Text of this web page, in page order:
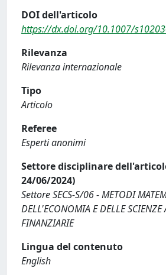
DOI dell'articolo
https://dx.doi.org/10.1007/
Rilevanza
Rilevanza internazionale
Tipo
Articolo
Referee
Esperti anonimi
Settore disciplinare
24/06/2024)
Settore SECS-S/06 - METODI
DELL'ECONOMIA E DELLE SCIENZE
FINANZIARIE
Lingua del contenuto
English